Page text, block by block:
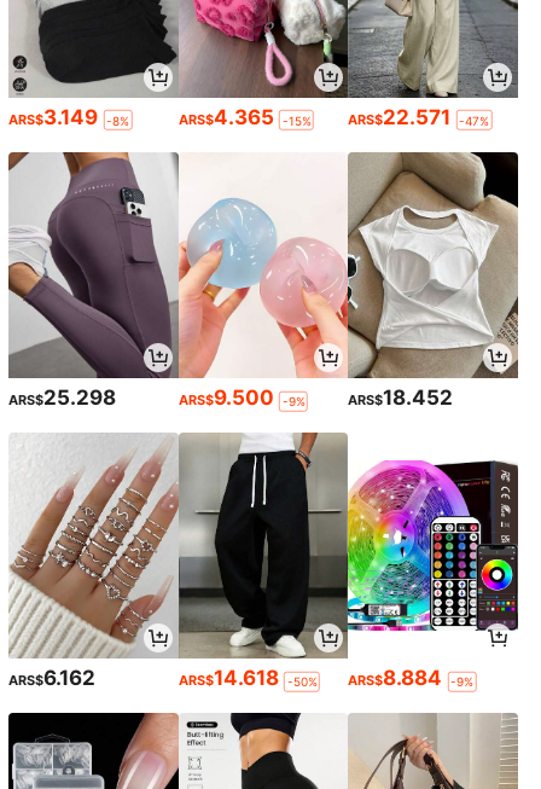
ARS$3.149 -8% ARS$4.365 -15% ARS$22.571 -47%
ARS$25.298 ARS$9.500 -9% ARS$18.452
ARS$6.162 ARS$14.618 -50% ARS$8.884 -9%